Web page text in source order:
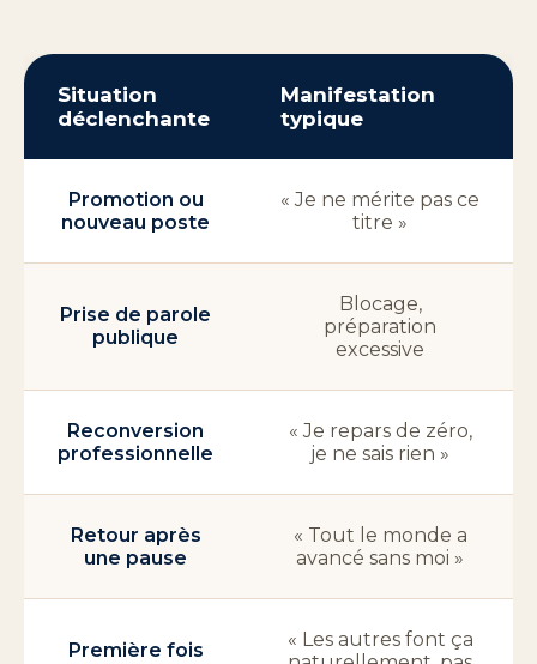
Situation
déclenchante
Manifestation
typique
Promotion ou
nouveau poste
« Je ne mérite pas ce
titre »
Prise de parole
publique
Blocage,
préparation
excessive
Reconversion
professionnelle
« Je repars de zéro,
je ne sais rien »
Retour après
une pause
« Tout le monde a
avancé sans moi »
Première fois
« Les autres font ça